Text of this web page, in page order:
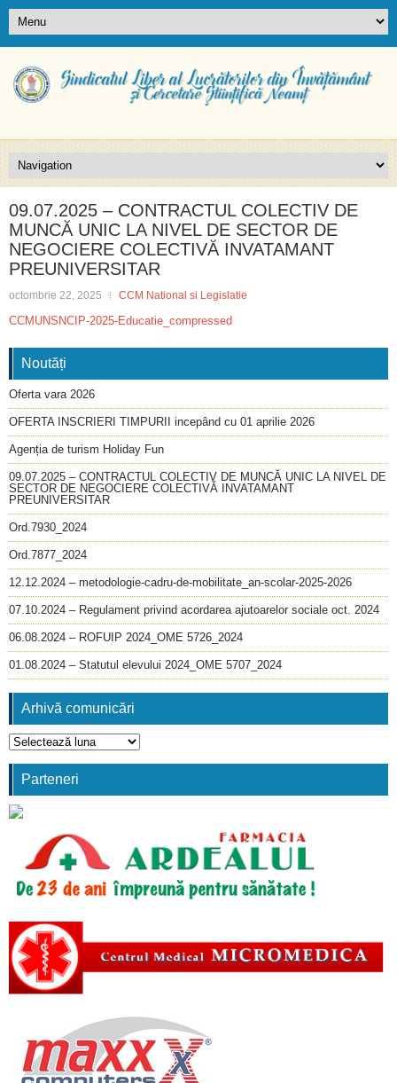
09.07.2025 – CONTRACTUL COLECTIV DE
MUNCĂ UNIC LA NIVEL DE SECTOR DE
NEGOCIERE COLECTIVĂ INVATAMANT
PREUNIVERSITAR
octombrie 22, 2025 CCM National si Legislatie
CCMUNSNCIP-2025-Educatie_compressed
Noutăți
Oferta vara 2026
OFERTA INSCRIERI TIMPURII incepând cu 01 aprilie 2026
Agenția de turism Holiday Fun
09.07.2025 – CONTRACTUL COLECTIV DE MUNCĂ UNIC LA NIVEL DE
SECTOR DE NEGOCIERE COLECTIVĂ INVATAMANT
PREUNIVERSITAR
Ord.7930_2024
Ord.7877_2024
12.12.2024 – metodologie-cadru-de-mobilitate_an-scolar-2025-2026
07.10.2024 – Regulament privind acordarea ajutoarelor sociale oct. 2024
06.08.2024 – ROFUIP 2024_OME 5726_2024
01.08.2024 – Statutul elevului 2024_OME 5707_2024
Arhivă comunicări
Arhivă
comunicări
Parteneri